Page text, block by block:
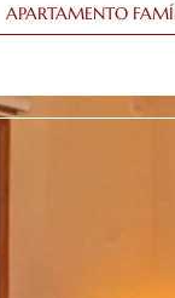
APARTAMENTO